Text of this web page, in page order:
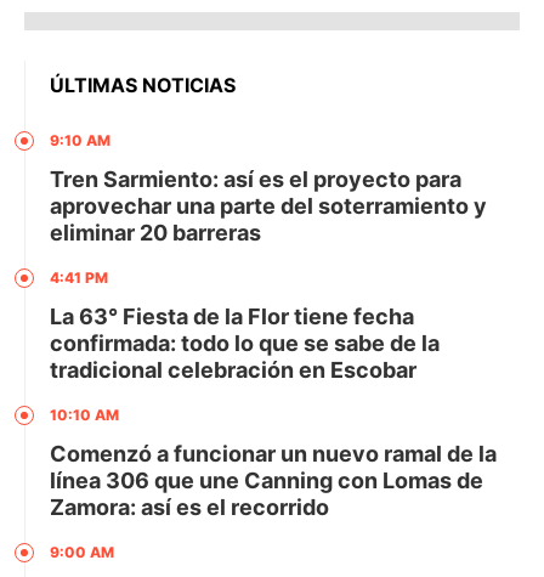
ÚLTIMAS NOTICIAS
9:10 AM
Tren Sarmiento: así es el proyecto para
aprovechar una parte del soterramiento y
eliminar 20 barreras
4:41 PM
La 63° Fiesta de la Flor tiene fecha
confirmada: todo lo que se sabe de la
tradicional celebración en Escobar
10:10 AM
Comenzó a funcionar un nuevo ramal de la
línea 306 que une Canning con Lomas de
Zamora: así es el recorrido
9:00 AM